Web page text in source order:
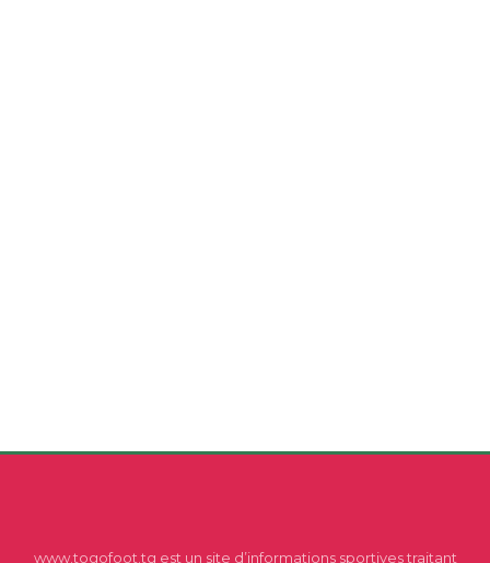
www.togofoot.tg est un site d’informations sportives traitant